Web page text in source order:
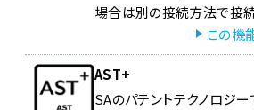
場合は別の接続方法で接続
この機
AST+
SAのパテントテクノロジ